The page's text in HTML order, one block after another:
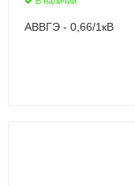
АВВГЭ - 0,66/1кВ